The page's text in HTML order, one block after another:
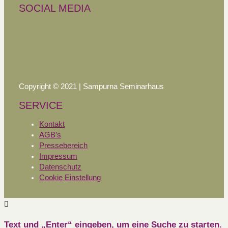
SOCIAL MEDIA
Copyright © 2021 | Sampurna Seminarhaus
SERVICE
Kontakt
AGB’s
Pressebereich
Impressum
Datenschutz
Cookie Einstellung
Text und „Enter“ eingeben, um eine Suche zu starten.